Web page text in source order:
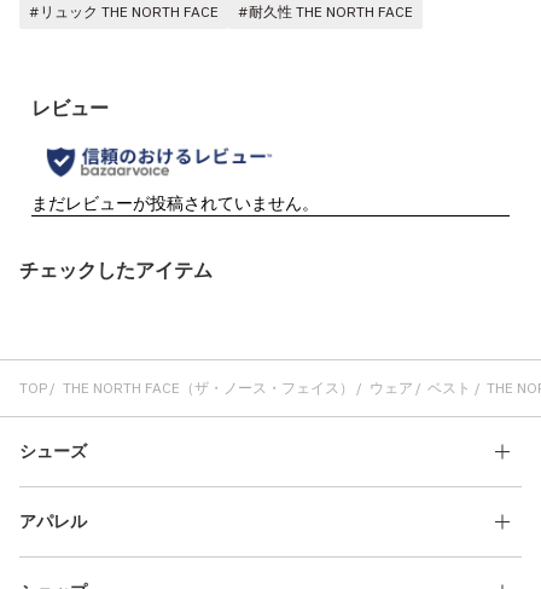
#リュック THE NORTH FACE
#耐久性 THE NORTH FACE
チェックしたアイテム
TOP THE NORTH FACE（ザ・ノース・フェイス） ウェア ベスト THE
シューズ
アパレル